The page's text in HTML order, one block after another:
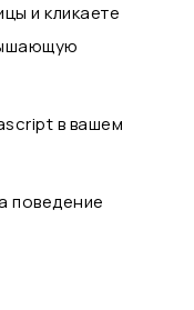
и кликаете
в вашем
поведение